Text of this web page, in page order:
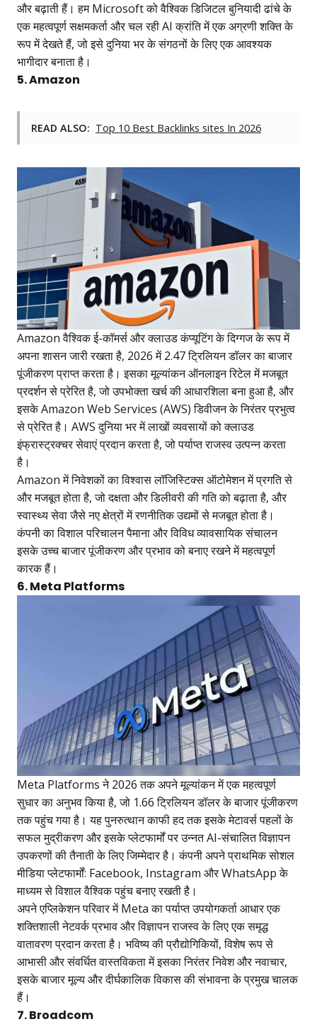
और बढ़ाती हैं। हम Microsoft को वैश्विक डिजिटल बुनियादी ढांचे के
एक महत्वपूर्ण सक्षमकर्ता और चल रही AI क्रांति में एक अग्रणी शक्ति के
रूप में देखते हैं, जो इसे दुनिया भर के संगठनों के लिए एक आवश्यक
भागीदार बनाता है।
5. Amazon
READ ALSO: Top 10 Best Backlinks sites In 2026
Amazon वैश्विक ई-कॉमर्स और क्लाउड कंप्यूटिंग के दिग्गज के रूप में
अपना शासन जारी रखता है, 2026 में 2.47 ट्रिलियन डॉलर का बाजार
पूंजीकरण प्राप्त करता है। इसका मूल्यांकन ऑनलाइन रिटेल में मजबूत
प्रदर्शन से प्रेरित है, जो उपभोक्ता खर्च की आधारशिला बना हुआ है, और
इसके Amazon Web Services (AWS) डिवीजन के निरंतर प्रभुत्व
से प्रेरित है। AWS दुनिया भर में लाखों व्यवसायों को क्लाउड
इंफ्रास्ट्रक्चर सेवाएं प्रदान करता है, जो पर्याप्त राजस्व उत्पन्न करता
है।
Amazon में निवेशकों का विश्वास लॉजिस्टिक्स ऑटोमेशन में प्रगति से
और मजबूत होता है, जो दक्षता और डिलीवरी की गति को बढ़ाता है, और
स्वास्थ्य सेवा जैसे नए क्षेत्रों में रणनीतिक उद्यमों से मजबूत होता है।
कंपनी का विशाल परिचालन पैमाना और विविध व्यावसायिक संचालन
इसके उच्च बाजार पूंजीकरण और प्रभाव को बनाए रखने में महत्वपूर्ण
कारक हैं।
6. Meta Platforms
Meta Platforms ने 2026 तक अपने मूल्यांकन में एक महत्वपूर्ण
सुधार का अनुभव किया है, जो 1.66 ट्रिलियन डॉलर के बाजार पूंजीकरण
तक पहुंच गया है। यह पुनरुत्थान काफी हद तक इसके मेटावर्स पहलों के
सफल मुद्रीकरण और इसके प्लेटफार्मों पर उन्नत AI-संचालित विज्ञापन
उपकरणों की तैनाती के लिए जिम्मेदार है। कंपनी अपने प्राथमिक सोशल
मीडिया प्लेटफार्मों: Facebook, Instagram और WhatsApp के
माध्यम से विशाल वैश्विक पहुंच बनाए रखती है।
अपने एप्लिकेशन परिवार में Meta का पर्याप्त उपयोगकर्ता आधार एक
शक्तिशाली नेटवर्क प्रभाव और विज्ञापन राजस्व के लिए एक समृद्ध
वातावरण प्रदान करता है। भविष्य की प्रौद्योगिकियों, विशेष रूप से
आभासी और संवर्धित वास्तविकता में इसका निरंतर निवेश और नवाचार,
इसके बाजार मूल्य और दीर्घकालिक विकास की संभावना के प्रमुख चालक
हैं।
7. Broadcom